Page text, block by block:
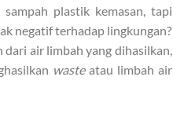
plastik kemasan, tapi
negatif terhadap lingkungan?
air limbah yang dihasilkan,
wasteatau limbah air